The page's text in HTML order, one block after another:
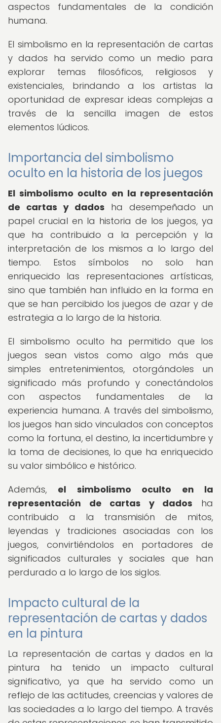
aspectos fundamentales de la condición
humana.
El simbolismo en la representación de cartas
y dados ha servido como un medio para
explorar temas filosóficos, religiosos y
existenciales, brindando a los artistas la
oportunidad de expresar ideas complejas a
través de la sencilla imagen de estos
elementos lúdicos.
Importancia del simbolismo
oculto en la historia de los juegos
El simbolismo oculto en la representación
de cartas y dados ha desempeñado un
papel crucial en la historia de los juegos, ya
que ha contribuido a la percepción y la
interpretación de los mismos a lo largo del
tiempo. Estos símbolos no solo han
enriquecido las representaciones artísticas,
sino que también han influido en la forma en
que se han percibido los juegos de azar y de
estrategia a lo largo de la historia.
El simbolismo oculto ha permitido que los
juegos sean vistos como algo más que
simples entretenimientos, otorgándoles un
significado más profundo y conectándolos
con aspectos fundamentales de la
experiencia humana. A través del simbolismo,
los juegos han sido vinculados con conceptos
como la fortuna, el destino, la incertidumbre y
la toma de decisiones, lo que ha enriquecido
su valor simbólico e histórico.
Además, el simbolismo oculto en la
representación de cartas y dados ha
contribuido a la transmisión de mitos,
leyendas y tradiciones asociadas con los
juegos, convirtiéndolos en portadores de
significados culturales y sociales que han
perdurado a lo largo de los siglos.
Impacto cultural de la
representación de cartas y dados
en la pintura
La representación de cartas y dados en la
pintura ha tenido un impacto cultural
significativo, ya que ha servido como un
reflejo de las actitudes, creencias y valores de
las sociedades a lo largo del tiempo. A través